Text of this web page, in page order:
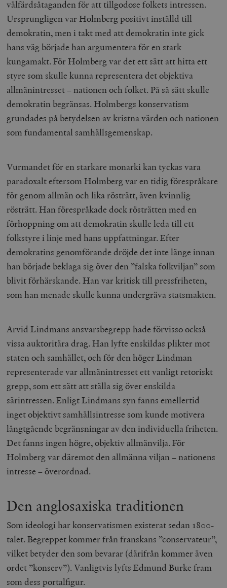
välfärdsåtaganden för att tillgodose folkets intressen.
Ursprungligen var Holmberg positivt inställd till
demokratin, men i takt med att demokratin inte gick
hans väg började han argumentera för en stark
kungamakt. För Holmberg var det ett sätt att hitta ett
styre som skulle kunna representera det objektiva
allmänintresset – nationen och folket. På så sätt skulle
demokratin begränsas. Holmbergs konservatism
grundades på betydelsen av kristna värden och nationen
som fundamental samhällsgemenskap.
Vurmandet för en starkare monarki kan tyckas vara
paradoxalt eftersom Holmberg var en tidig förespråkare
för genom allmän och lika rösträtt, även kvinnlig
rösträtt. Han förespråkade dock rösträtten med en
förhoppning om att demokratin skulle leda till ett
folkstyre i linje med hans uppfattningar. Efter
demokratins genomförande dröjde det inte länge innan
han började beklaga sig över den ”falska folkviljan” som
blivit förhärskande. Han var kritisk till pressfriheten,
som han menade skulle kunna undergräva statsmakten.
Arvid Lindmans ansvarsbegrepp hade förvisso också
vissa auktoritära drag. Han lyfte enskildas plikter mot
staten och samhället, och för den höger Lindman
representerade var allmänintresset ett vanligt retoriskt
grepp, som ett sätt att ställa sig över enskilda
särintressen. Enligt Lindmans syn fanns emellertid
inget objektivt samhällsintresse som kunde motivera
långtgående begränsningar av den individuella friheten.
Det fanns ingen högre, objektiv allmänvilja. För
Holmberg var däremot den allmänna viljan – nationens
intresse – överordnad.
Den anglosaxiska traditionen
Som ideologi har konservatismen existerat sedan 1800-
talet. Begreppet kommer från franskans ”conservateur”,
vilket betyder den som bevarar (därifrån kommer även
ordet ”konserv”). Vanligtvis lyfts Edmund Burke fram
som dess portalfigur.